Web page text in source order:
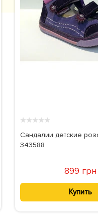
★★★★★
Сандалии детские
343588
899 грн
Купить